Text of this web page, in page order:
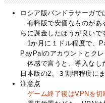
ロシア版パンドラサーガで
有料版で安価なものがあ
らに課金したほうが良いで
1か月に１ドル程度で、
PayPalのアカウントとク
体感で言うと、導入なし
日本版の2、３割増程度に
注意点
ゲーム終了後はVPNを切